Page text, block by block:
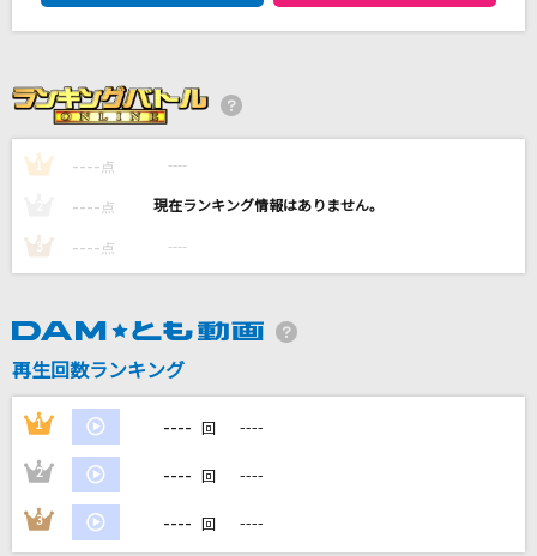
シャイトープ
星空のドライブ
手と手
乃木坂46
カラオケ最新情報をチェック！
1 ---- 点 ----
---- 点 ----
3 ---- 点 ----
再生回数ランキング
1 ---- 回 ----
2 ---- 回 ----
3 ---- 回 ----